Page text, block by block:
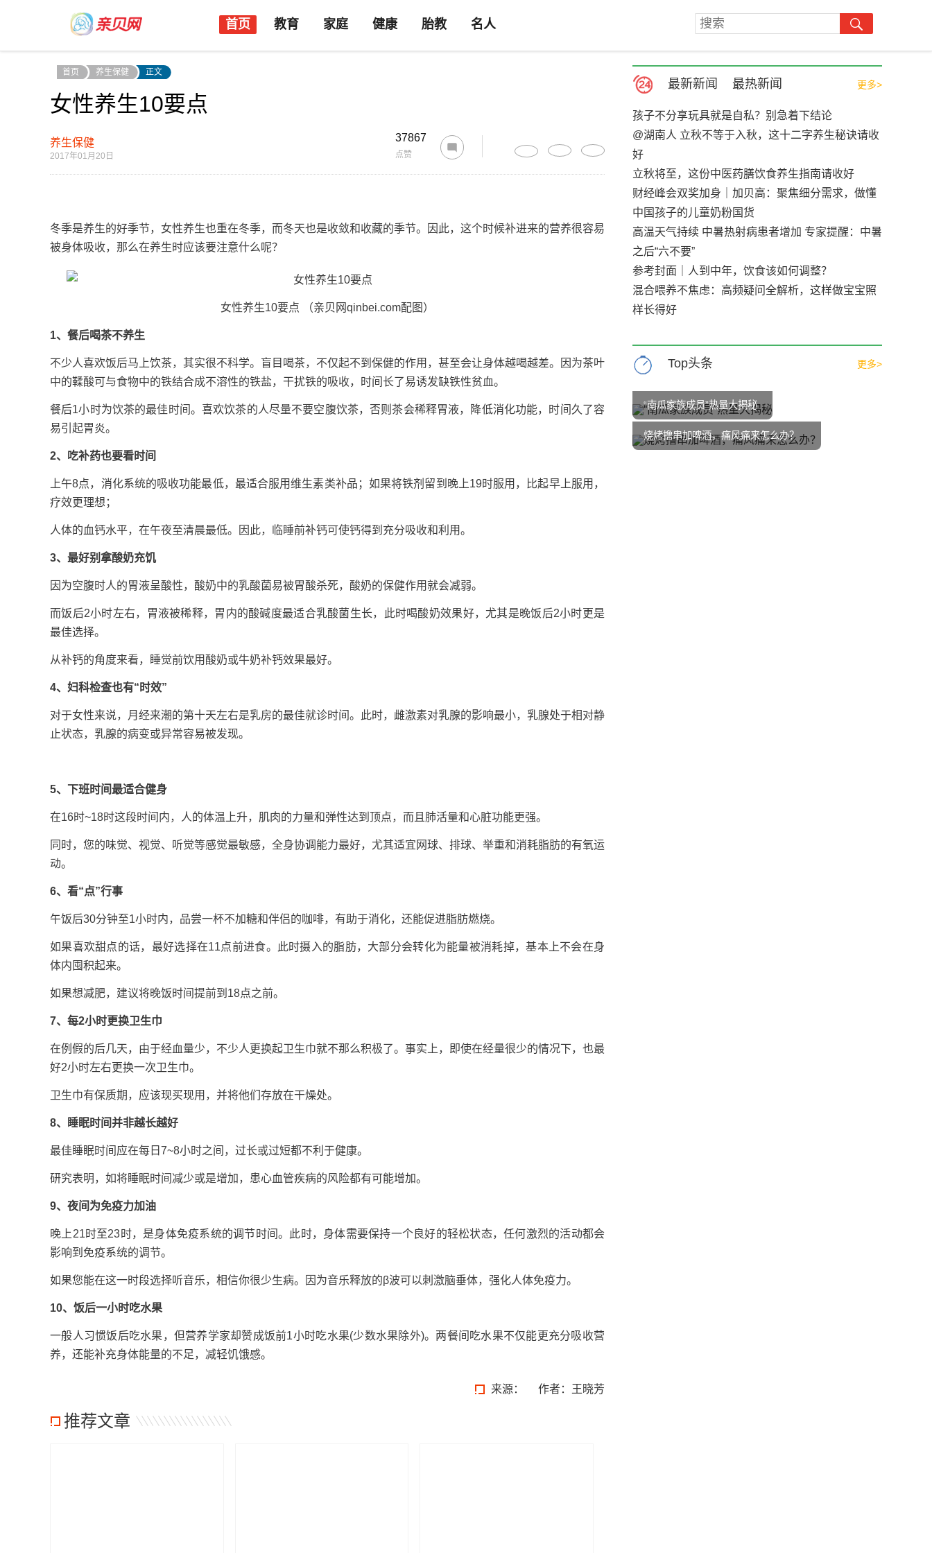
首页 教育 家庭 健康 胎教 名人
首页 养生保健 正文
女性养生10要点
养生保健
2017年01月20日
37867
点赞
冬季是养生的好季节，女性养生也重在冬季，而冬天也是收敛和收藏的季节。因此，这个时候补进来的营养很容易
被身体吸收，那么在养生时应该要注意什么呢？
女性养生10要点 （亲贝网qinbei.com配图）
1、餐后喝茶不养生
不少人喜欢饭后马上饮茶，其实很不科学。盲目喝茶，不仅起不到保健的作用，甚至会让身体越喝越差。因为茶叶
中的鞣酸可与食物中的铁结合成不溶性的铁盐，干扰铁的吸收，时间长了易诱发缺铁性贫血。
餐后1小时为饮茶的最佳时间。喜欢饮茶的人尽量不要空腹饮茶，否则茶会稀释胃液，降低消化功能，时间久了容
易引起胃炎。
2、吃补药也要看时间
上午8点，消化系统的吸收功能最低，最适合服用维生素类补品；如果将铁剂留到晚上19时服用，比起早上服用，
疗效更理想；
人体的血钙水平，在午夜至清晨最低。因此，临睡前补钙可使钙得到充分吸收和利用。
3、最好别拿酸奶充饥
因为空腹时人的胃液呈酸性，酸奶中的乳酸菌易被胃酸杀死，酸奶的保健作用就会减弱。
而饭后2小时左右，胃液被稀释，胃内的酸碱度最适合乳酸菌生长，此时喝酸奶效果好，尤其是晚饭后2小时更是
最佳选择。
从补钙的角度来看，睡觉前饮用酸奶或牛奶补钙效果最好。
4、妇科检查也有“时效”
对于女性来说，月经来潮的第十天左右是乳房的最佳就诊时间。此时，雌激素对乳腺的影响最小，乳腺处于相对静
止状态，乳腺的病变或异常容易被发现。
5、下班时间最适合健身
在16时~18时这段时间内，人的体温上升，肌肉的力量和弹性达到顶点，而且肺活量和心脏功能更强。
同时，您的味觉、视觉、听觉等感觉最敏感，全身协调能力最好，尤其适宜网球、排球、举重和消耗脂肪的有氧运
动。
6、看“点”行事
午饭后30分钟至1小时内，品尝一杯不加糖和伴侣的咖啡，有助于消化，还能促进脂肪燃烧。
如果喜欢甜点的话，最好选择在11点前进食。此时摄入的脂肪，大部分会转化为能量被消耗掉，基本上不会在身
体内囤积起来。
如果想减肥，建议将晚饭时间提前到18点之前。
7、每2小时更换卫生巾
在例假的后几天，由于经血量少，不少人更换起卫生巾就不那么积极了。事实上，即使在经量很少的情况下，也最
好2小时左右更换一次卫生巾。
卫生巾有保质期，应该现买现用，并将他们存放在干燥处。
8、睡眠时间并非越长越好
最佳睡眠时间应在每日7~8小时之间，过长或过短都不利于健康。
研究表明，如将睡眠时间减少或是增加，患心血管疾病的风险都有可能增加。
9、夜间为免疫力加油
晚上21时至23时，是身体免疫系统的调节时间。此时，身体需要保持一个良好的轻松状态，任何激烈的活动都会
影响到免疫系统的调节。
如果您能在这一时段选择听音乐，相信你很少生病。因为音乐释放的β波可以刺激脑垂体，强化人体免疫力。
10、饭后一小时吃水果
一般人习惯饭后吃水果，但营养学家却赞成饭前1小时吃水果(少数水果除外)。两餐间吃水果不仅能更充分吸收营
养，还能补充身体能量的不足，减轻饥饿感。
来源： 作者：王晓芳
推荐文章
最新新闻 最热新闻 更多>
孩子不分享玩具就是自私？别急着下结论
@湖南人 立秋不等于入秋，这十二字养生秘诀请收
好
立秋将至，这份中医药膳饮食养生指南请收好
财经峰会双奖加身｜加贝高：聚焦细分需求，做懂
中国孩子的儿童奶粉国货
高温天气持续 中暑热射病患者增加 专家提醒：中暑
之后“六不要”
参考封面｜人到中年，饮食该如何调整？
混合喂养不焦虑：高频疑问全解析，这样做宝宝照
样长得好
Top头条 更多>
“南瓜家族成员”热量大揭秘
烧烤撸串加啤酒，痛风痛来怎么办？